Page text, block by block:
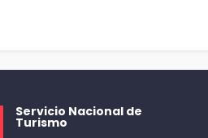
Servicio Nacional de
Turismo